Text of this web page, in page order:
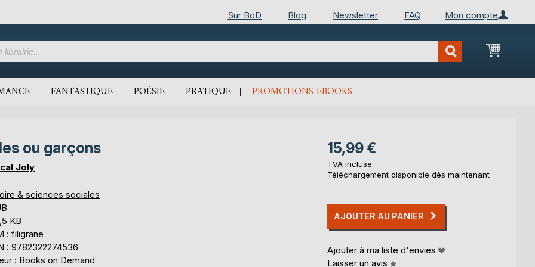
Mon compte
Sur BoD Blog Newsletter FAQ
Mon
FANTASTIQUE POÉSIE PRATIQUE PROMOTIONS EBOOKS
ou garçons
Joly
& sciences sociales
KB
: filigrane
: 9782322274536
: Books on Demand
15,99 €
TVA incluse
Téléchargement disponible dès maintenant
AJOUTER AU PANIER
Ajouter à ma liste d'envies
Laisser un avis